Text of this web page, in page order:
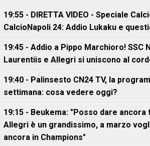
19:55 - DIRETTA VIDEO - Speciale
CalcioNapoli 24: Addio Lukaku e
19:45 - Addio a Pippo Marchioro! SSC
Laurentiis e Allegri si uniscono al
19:40 - Palinsesto CN24 TV, la
settimana: cosa vedere oggi?
19:15 - Beukema: "Posso dare ancora
Allegri è un grandissimo, a marzo
ancora in Champions"